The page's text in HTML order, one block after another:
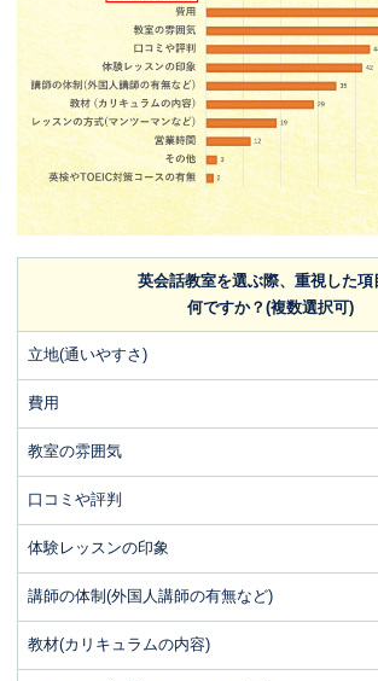
英会話教室を選ぶ際、重視した項
何ですか？(複数選択可)
立地(通いやすさ)
費用
教室の雰囲気
口コミや評判
体験レッスンの印象
講師の体制(外国人講師の有無など)
教材(カリキュラムの内容)